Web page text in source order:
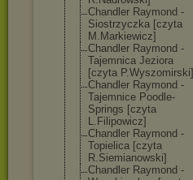
Chandler Raymond -
Siostrzyczka [czyta
M.Markiewicz]
Chandler Raymond -
Tajemnica Jeziora
[czyta P.Wyszomirski]
Chandler Raymond -
Tajemnice Poodle-
Springs [czyta
L.Filipowicz]
Chandler Raymond -
Topielica [czyta
R.Siemianowski]
Chandler Raymond -